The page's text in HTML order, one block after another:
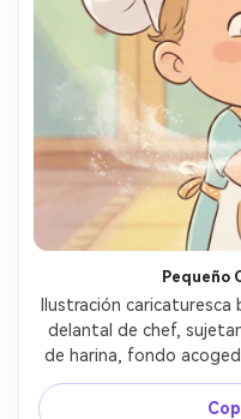
Pequeño
Ilustración
delantal de chef,
de harina, fondo
líneas limpias,
animación infantil, muy